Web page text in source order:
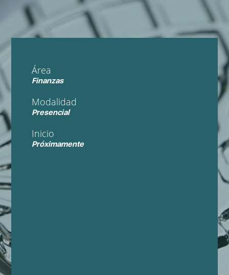
Área
Finanzas
Modalidad
Presencial
Inicio
Próximamente